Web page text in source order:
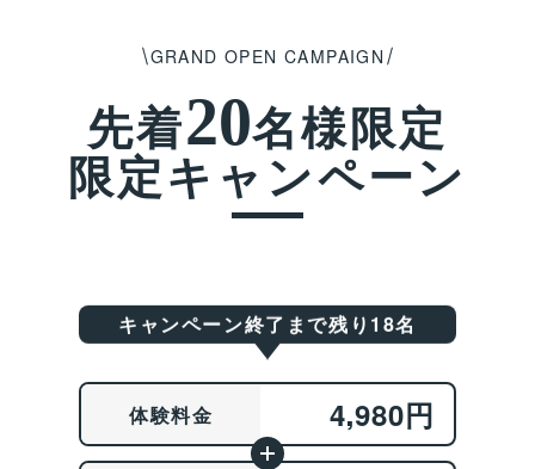
GRAND OPEN CAMPAIGN
先着20名様限定
限定キャンペーン
キャンペーン終了まで残り18名
体験料金 4,980円